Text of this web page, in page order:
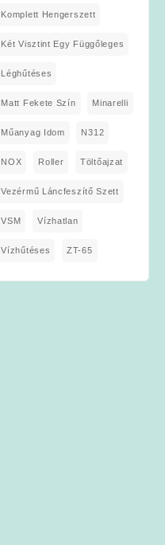
Komplett Hengerszett
Két Visztint Egy Függőleges
Léghűtéses
Matt Fekete Szín Minarelli
Műanyag Idom N312
NOX Roller Töltőajzat
Vezérmű Láncfeszítő Szett
VSM Vízhatlan
Vízhűtéses ZT-65